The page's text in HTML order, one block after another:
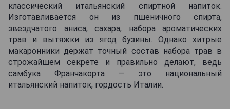
классический итальянский спиртной напиток.
Изготавливается он из пшеничного спирта,
звездчатого аниса, сахара, набора ароматических
трав и вытяжки из ягод бузины. Однако хитрые
макаронники держат точный состав набора трав в
строжайшем секрете и правильно делают, ведь
самбука Франчакорта — это национальный
итальянский напиток, гордость Италии.